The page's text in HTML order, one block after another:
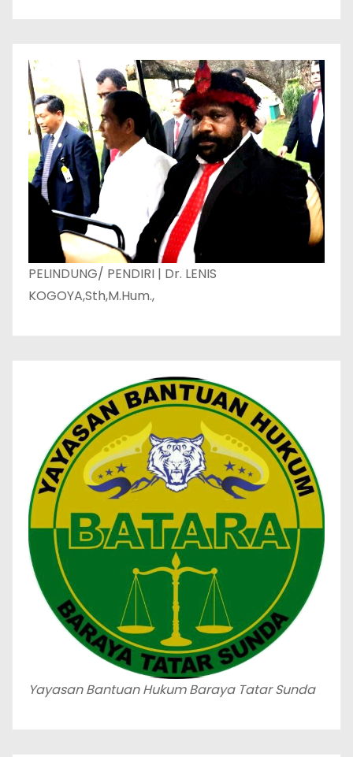
PELINDUNG/ PENDIRI | Dr. LENIS
KOGOYA,Sth,M.Hum.,
Yayasan Bantuan Hukum Baraya Tatar Sunda